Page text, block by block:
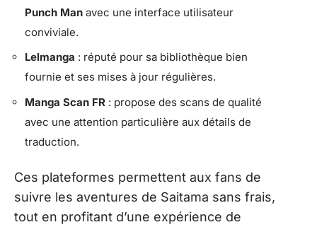
Punch Man avec une interface utilisateur
conviviale.
Lelmanga : réputé pour sa bibliothèque bien
fournie et ses mises à jour régulières.
Manga Scan FR : propose des scans de qualité
avec une attention particulière aux détails de
traduction.
Ces plateformes permettent aux fans de
suivre les aventures de Saitama sans frais,
tout en profitant d’une expérience de